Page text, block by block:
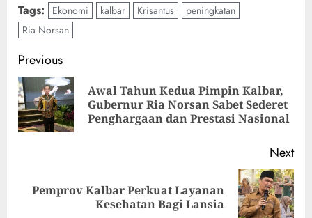
Tags: Ekonomi kalbar Krisantus
peningkatan
Ria Norsan
Previous
Awal Tahun Kedua Pimpin Kalbar,
Gubernur Ria Norsan Sabet Sederet
Penghargaan dan Prestasi Nasional
Next
Pemprov Kalbar Perkuat Layanan
Kesehatan Bagi Lansia